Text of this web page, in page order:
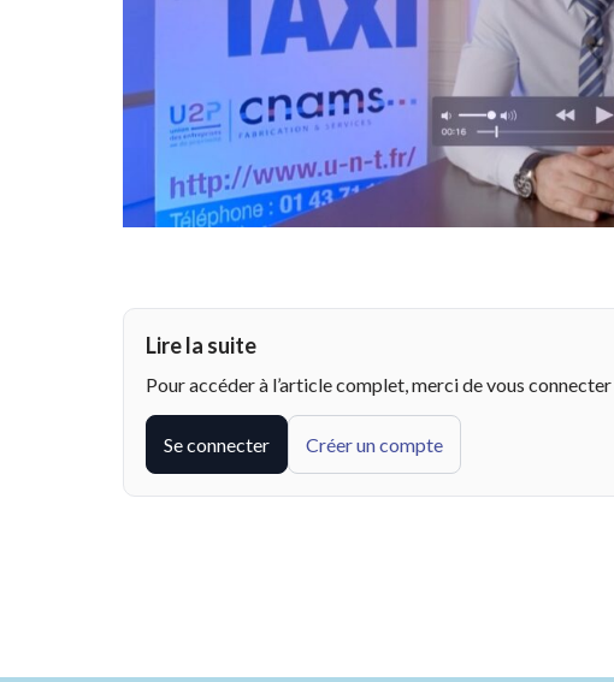
Lire la suite
Pour accéder à l’article complet, merci de vous
Se connecter Créer un compte